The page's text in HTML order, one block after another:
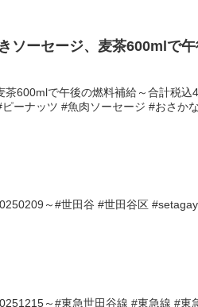
ソーセージ、麦茶600mlで
600mlで午後の燃料補給～合計税込
ーナッツ #魚肉ソーセージ #おさか
～#世田谷 #世田谷区
～#東急世田谷線 #東急線 #東